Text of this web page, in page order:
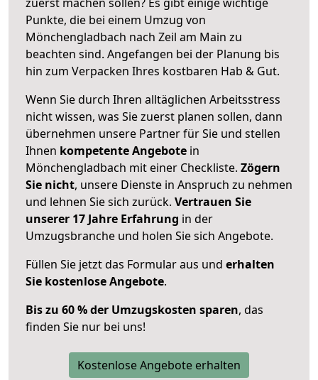
Punkte, die bei einem Umzug von
Mönchengladbach nach Zeil am Main zu
beachten sind. Angefangen bei der Planung bis
hin zum Verpacken Ihres kostbaren Hab & Gut.
Wenn Sie durch Ihren alltäglichen Arbeitsstress
nicht wissen, was Sie zuerst planen sollen, dann
übernehmen unsere Partner für Sie und stellen
Ihnen kompetente Angebote in
Mönchengladbach mit einer Checkliste. Zögern
Sie nicht, unsere Dienste in Anspruch zu nehmen
und lehnen Sie sich zurück. Vertrauen Sie
unserer 17 Jahre Erfahrung in der
Umzugsbranche und holen Sie sich Angebote.
Füllen Sie jetzt das Formular aus und erhalten
Sie kostenlose Angebote.
Bis zu 60 % der Umzugskosten sparen, das
finden Sie nur bei uns!
Kostenlose Angebote erhalten